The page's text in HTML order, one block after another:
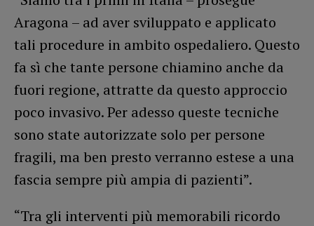
Aragona – ad aver sviluppato e applicato
tali procedure in ambito ospedaliero. Questo
fa sì che tante persone chiamino anche da
fuori regione, attratte da questo approccio
poco invasivo. Per adesso queste tecniche
sono state autorizzate solo per persone
fragili, ma ben presto verranno estese a una
fascia sempre più ampia di pazienti”.
“Tra gli interventi più memorabili ricordo